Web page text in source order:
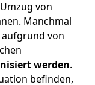
von
Manchmal
aufgrund von
werden.
befinden,